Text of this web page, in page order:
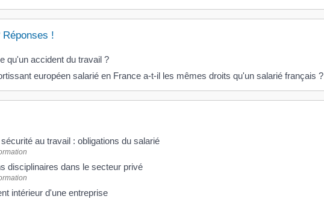
!
qu'un accident du travail ?
européen salarié en France a-t-il les mêmes droits qu'un salarié français ?
au travail : obligations du salarié
disciplinaires dans le secteur privé
intérieur d'une entreprise